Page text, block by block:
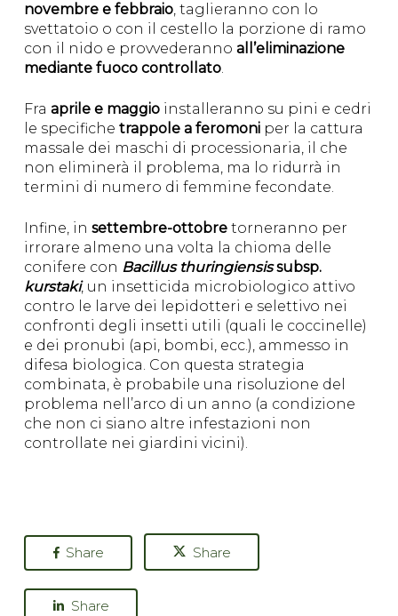
novembre e febbraio, taglieranno con lo
svettatoio o con il cestello la porzione di ramo
con il nido e provvederanno all’eliminazione
mediante fuoco controllato.
Fra aprile e maggioinstalleranno su pini e cedri
le specifiche trappole a feromoniper la cattura
massale dei maschi di processionaria, il che
non eliminerà il problema, ma lo ridurrà in
termini di numero di femmine fecondate.
Infine, in settembre-ottobretorneranno per
irrorare almeno una volta la chioma delle
conifere con Bacillus thuringiensis subsp.
kurstaki, un insetticida microbiologico attivo
contro le larve dei lepidotteri e selettivo nei
confronti degli insetti utili (quali le coccinelle)
e dei pronubi (api, bombi, ecc.), ammesso in
difesa biologica. Con questa strategia
combinata, è probabile una risoluzione del
problema nell’arco di un anno (a condizione
che non ci siano altre infestazioni non
controllate nei giardini vicini).
Share Share
Share